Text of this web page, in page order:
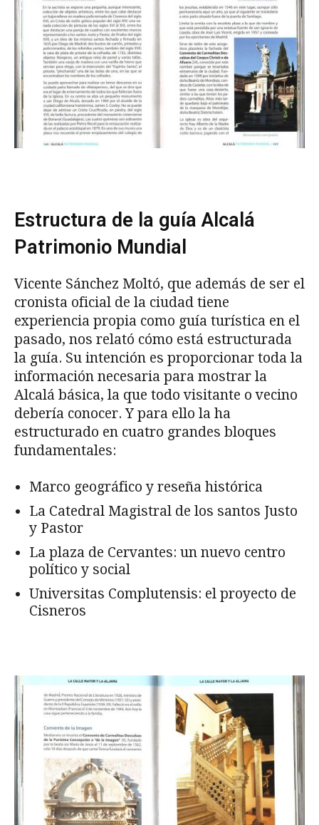
Estructura de la guía Alcalá
Patrimonio Mundial
Vicente Sánchez Moltó, que además de ser el
cronista oficial de la ciudad tiene
experiencia propia como guía turística en el
pasado, nos relató cómo está estructurada
la guía. Su intención es proporcionar toda la
información necesaria para mostrar la
Alcalá básica, la que todo visitante o vecino
debería conocer. Y para ello la ha
estructurado en cuatro grandes bloques
fundamentales:
Marco geográfico y reseña histórica
La Catedral Magistral de los santos Justo
y Pastor
La plaza de Cervantes: un nuevo centro
político y social
Universitas Complutensis: el proyecto de
Cisneros